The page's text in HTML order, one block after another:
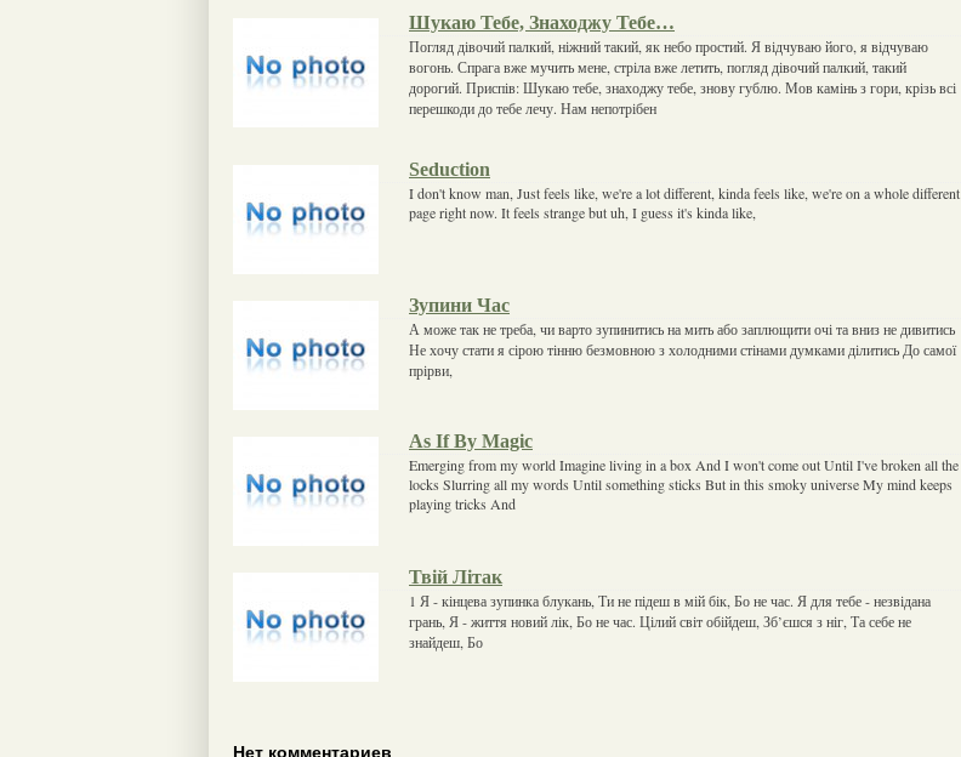
Шукаю Тебе, Знаходжу Тебе…
Погляд дівочий палкий, ніжний такий, як небо простий. Я відчуваю його, я відчуваю
вогонь. Спрага вже мучить мене, стріла вже летить, погляд дівочий палкий, такий
дорогий. Приспів: Шукаю тебе, знаходжу тебе, знову гублю. Мов камінь з гори, крізь всі
перешкоди до тебе лечу. Нам непотрібен
Seduction
I don't know man, Just feels like, we're a lot different, kinda feels like, we're on a whole different
page right now. It feels strange but uh, I guess it's kinda like,
Зупини Час
А може так не треба, чи варто зупинитись на мить або заплющити очі та вниз не дивитись
Не хочу стати я сірою тінню безмовною з холодними стінами думками ділитись До самої
прірви,
As If By Magic
Emerging from my world Imagine living in a box And I won't come out Until I've broken all the
locks Slurring all my words Until something sticks But in this smoky universe My mind keeps
playing tricks And
Твій Літак
1 Я - кінцева зупинка блукань, Ти не підеш в мій бік, Бо не час. Я для тебе - незвідана
грань, Я - життя новий лік, Бо не час. Цілий світ обійдеш, Зб’єшся з ніг, Та себе не
знайдеш, Бо
Нет комментариев